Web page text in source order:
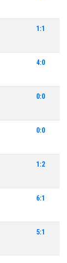
1:1
4:0
0:0
0:0
1:2
6:1
5:1